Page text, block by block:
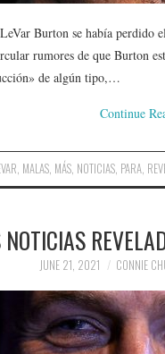
Burton se había
rumores de que Burton
de algún tipo,…
Continue
MALAS MÁS NOTICIAS PARA
JUNE 21, 2021 CONNIE